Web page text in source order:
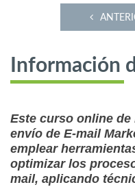
Información
Este curso online de
envío de E-mail
emplear
optimizar los
mail, aplicando